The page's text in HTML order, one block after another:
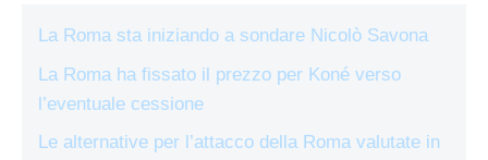
La Roma sta iniziando a sondare Nicolò Savona
La Roma ha fissato il prezzo per Koné verso
l’eventuale cessione
Le alternative per l’attacco della Roma valutate in